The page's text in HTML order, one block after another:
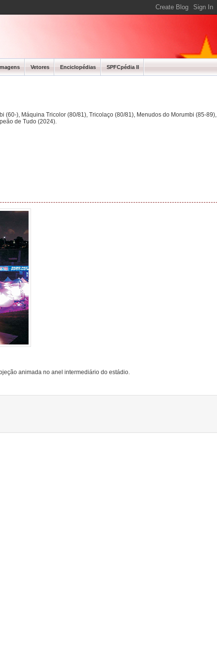
Vetores Enciclopédias SPFCpédia II
), Máquina Tricolor (80/81), Tricolaço (80/81), Menudos do Morumbi (85-
de Tudo (2024).
animada no anel intermediário do estádio.